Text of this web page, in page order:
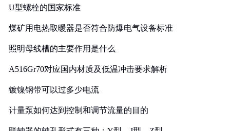
U型螺栓的国家标准
煤矿用电热取暖器是否符合防爆电气设备标准
照明母线槽的主要作用是什么
A516Gr70对应国内材质及低温冲击要求解析
镀镍钢带可以过多少电流
计量泵如何达到控制和调节流量的目的